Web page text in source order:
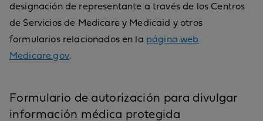
designación de representante a través de los Centros
de Servicios de Medicare y Medicaid y otros
formularios relacionados en la página web
Medicare.gov.
Formulario de autorización para divulgar
información médica protegida